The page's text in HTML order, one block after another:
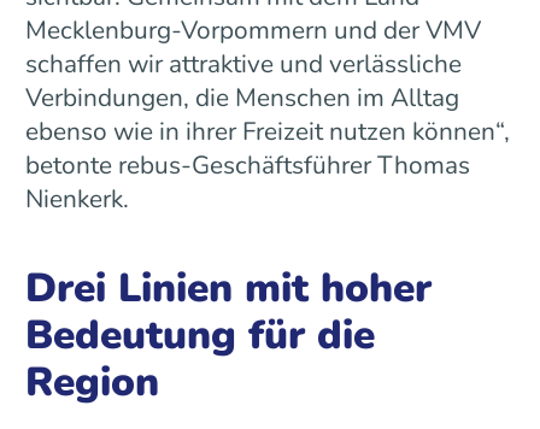
Mecklenburg-Vorpommern und der VMV
schaffen wir attraktive und verlässliche
Verbindungen, die Menschen im Alltag
ebenso wie in ihrer Freizeit nutzen können“,
betonte rebus-Geschäftsführer Thomas
Nienkerk.
Drei Linien mit hoher
Bedeutung für die
Region